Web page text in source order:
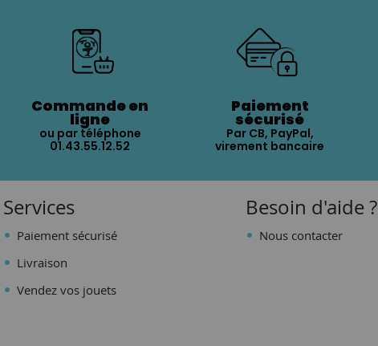
Commande en
ligne
ou par téléphone
01.43.55.12.52
Paiement
sécurisé
Par CB, PayPal,
virement bancaire
Services
Paiement sécurisé
Livraison
Vendez vos jouets
Besoin d'aide ?
Nous contacter